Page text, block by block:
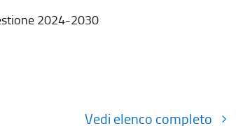
2024-2030
Vedi elenco completo